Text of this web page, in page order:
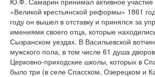
«Великой крестьянской реформы» 1861
году он вышел в отставку и принялся за
имениями своего отца, которые
Сызранском уездах. В Васильевской
мужского пола, в том числе 61 душа
Церковно-приходские школы, которых в
было три (в селе Спасском, Озерецком и